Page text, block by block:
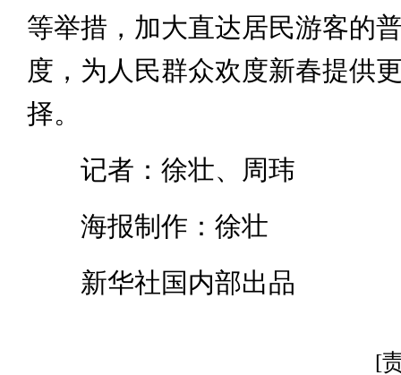
等举措，加大直达居民游客的
度，为人民群众欢度新春提供
择。
记者：徐壮、周玮
海报制作：徐壮
新华社国内部出品
[